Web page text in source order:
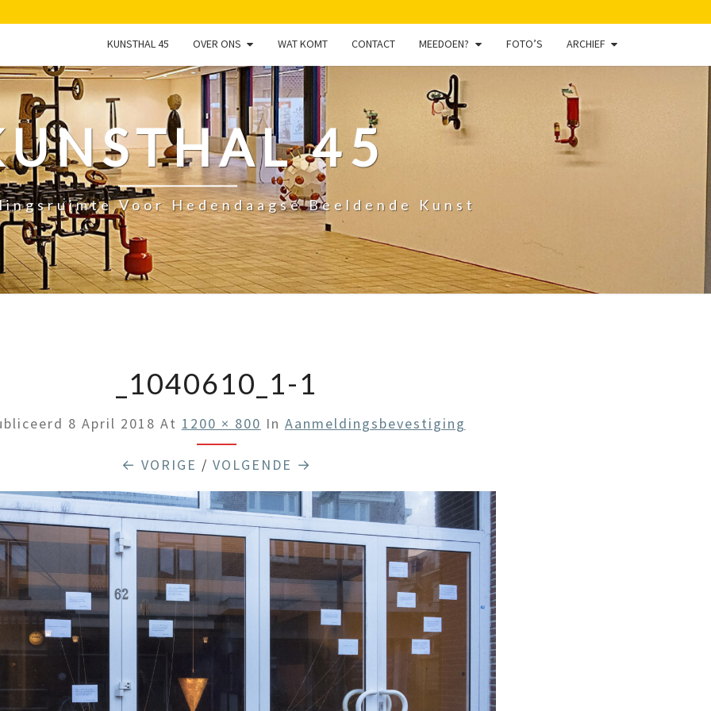
KUNSTHAL 45 OVER ONS WAT KOMT CONTACT MEEDOEN? FOTO’S ARCHIEF
45
Voor Hedendaagse Beeldende Kunst
_1040610_1-1
8 April 2018 At 1200 × 800 In Aanmeldingsbevestiging
← VORIGE / VOLGENDE →